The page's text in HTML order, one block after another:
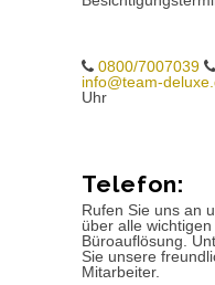
0800/7007039
info@team-
Uhr
Telefon:
Rufen Sie uns an
über alle
Büroauflösung.
Sie unsere
Mitarbeiter.